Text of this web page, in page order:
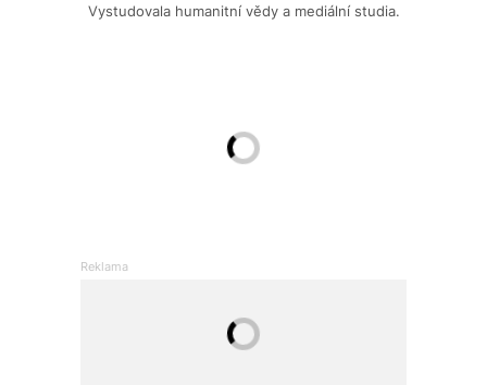
Vystudovala humanitní vědy a mediální studia.